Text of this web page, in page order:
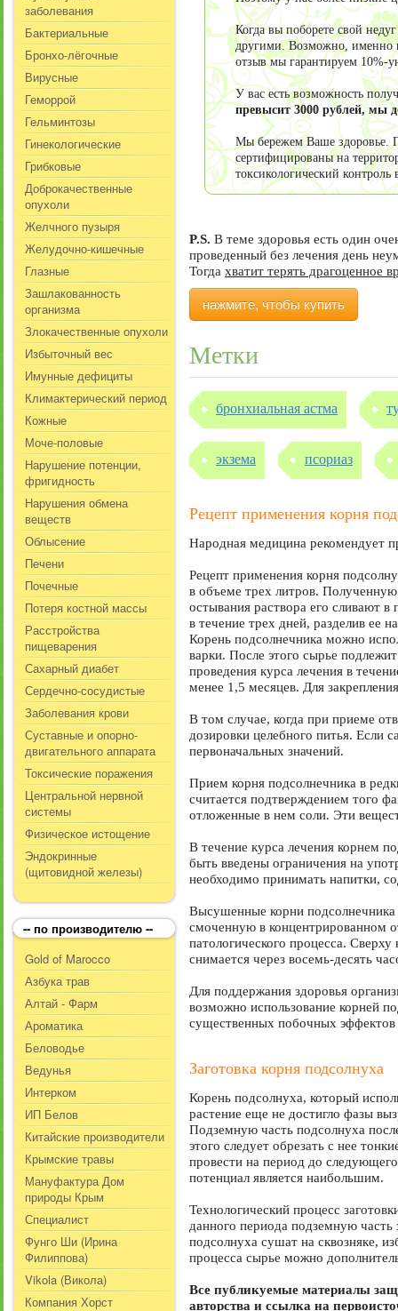
заболевания
Бактериальные
Бронхо-лёгочные
Вирусные
Геморрой
Гельминтозы
Гинекологические
Грибковые
Доброкачественные
опухоли
Желчного пузыря
Желудочно-кишечные
Глазные
Зашлакованность
организма
Злокачественные опухоли
Избыточный вес
Имунные дефициты
Климактерический период
Кожные
Моче-половые
Нарушение потенции,
фригидность
Нарушения обмена
веществ
Облысение
Печени
Почечные
Потеря костной массы
Расстройства
пищеварения
Сахарный диабет
Сердечно-сосудистые
Заболевания крови
Суставные и опорно-
двигательного аппарата
Токсические поражения
Центральной нервной
системы
Физическое истощение
Эндокринные
(щитовидной железы)
-- по производителю --
Gold of Marocco
Азбука трав
Алтай - Фарм
Ароматика
Беловодье
Ведунья
Интерком
ИП Белов
Китайские производители
Крымские травы
Мануфактура Дом
природы Крым
Специалист
Фунго Ши (Ирина
Филиппова)
Vikola (Викола)
Компания Хорст
Когда вы поборете свой
другими. Возможно, именно
отзыв мы гарантируем 10%-
У вас есть возможность
превысит 3000 рублей, мы
Мы бережем Ваше здоровье.
сертифицированы на
токсикологический контроль
P.S. В теме здоровья есть один
проведенный без лечения день
Тогда хватит терять драгоценное
нажмите, чтобы купить
Метки
бронхиальная астма
экзема псориаз
Рецепт применения корня
Народная медицина рекомендует
Рецепт применения корня
в объеме трех литров.
остывания раствора его сливают
в течение трех дней, разделив ее
Корень подсолнечника можно
варки. После этого сырье
проведения курса лечения в
менее 1,5 месяцев. Для
В том случае, когда при приеме
дозировки целебного питья. Если
первоначальных значений.
Прием корня подсолнечника в
считается подтверждением того
отложенные в нем соли. Эти
В течение курса лечения корнем
быть введены ограничения на
необходимо принимать напитки,
Высушенные корни подсолнечника
смоченную в концентрированном
патологического процесса.
снимается через восемь-десять
Для поддержания здоровья
возможно использование корней
существенных побочных
Заготовка корня подсолнуха
Корень подсолнуха, который
растение еще не достигло фазы
Подземную часть подсолнуха
этого следует обрезать с нее
провести на период до
потенциал является наибольшим.
Технологический процесс
данного периода подземную
подсолнуха сушат на сквозняке,
процесса сырье можно
Все публикуемые материалы
авторства и ссылка на